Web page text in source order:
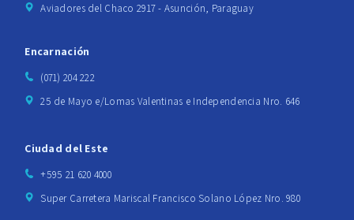
Aviadores del Chaco 2917 - Asunción, Paraguay
Encarnación
(071) 204 222
25 de Mayo e/Lomas Valentinas e Independencia Nro. 646
Ciudad del Este
+595 21 620 4000
Super Carretera Mariscal Francisco Solano López Nro. 980